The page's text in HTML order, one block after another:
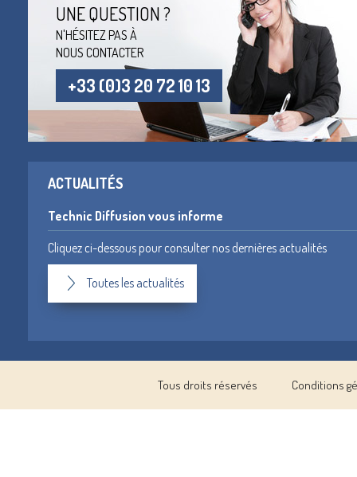
UNE QUESTION ?
N'HÉSITEZ PAS À
NOUS CONTACTER
+33 (0)3 20 72 10 13
ACTUALITÉS
Technic Diffusion vous informe
Cliquez ci-dessous pour consulter nos dernières actualités
Toutes les actualités
Tous droits réservés Conditions